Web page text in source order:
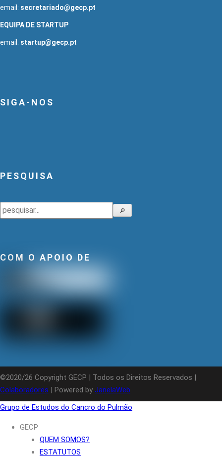
email: secretariado@gecp.pt
EQUIPA DE STARTUP
email: startup@gecp.pt
SIGA-NOS
PESQUISA
Pesquisar 🔎
COM O APOIO DE
©2020/26 Copyright GECP | Todos os Direitos Reservados |
Colaboradores | Powered by JanelaWeb
Grupo de Estudos do Cancro do Pulmão
GECP
QUEM SOMOS?
ESTATUTOS